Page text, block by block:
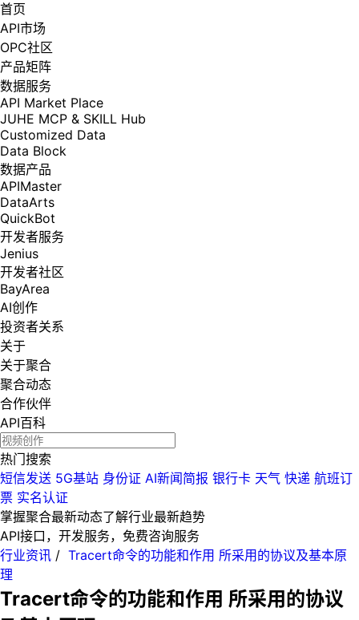
首页
API市场
OPC社区
产品矩阵
数据服务
API Market Place
JUHE MCP & SKILL Hub
Customized Data
Data Block
数据产品
APIMaster
DataArts
QuickBot
开发者服务
Jenius
开发者社区
BayArea
AI创作
投资者关系
关于
关于聚合
聚合动态
合作伙伴
API百科
热门搜索
短信发送 5G基站 身份证 AI新闻简报 银行卡 天气 快递 航班订
票 实名认证
掌握聚合最新动态了解行业最新趋势
API接口，开发服务，免费咨询服务
行业资讯 / Tracert命令的功能和作用 所采用的协议及基本原
理
Tracert命令的功能和作用 所采用的协议